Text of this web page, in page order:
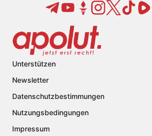
Unterstützen
Newsletter
Datenschutzbestimmungen
Nutzungsbedingungen
Impressum